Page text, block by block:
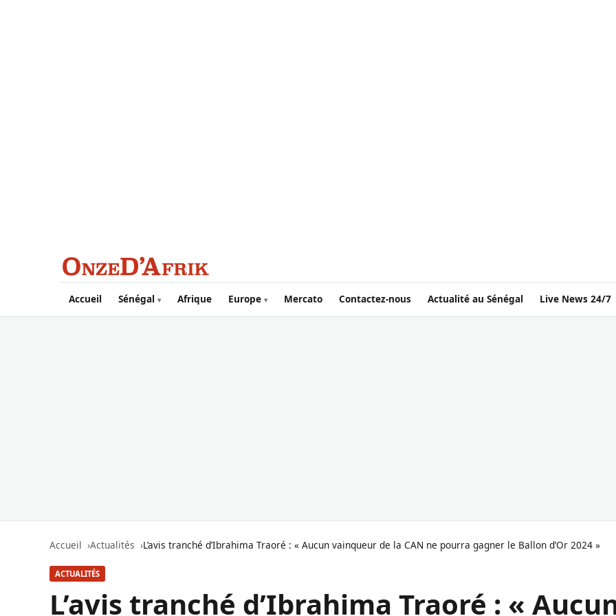
Aller au contenu principal
Accueil Sénégal Afrique Europe Mercato Contactez-nous Actualité au Sénégal Live News 24/7
Accueil Actualités L’avis tranché d’Ibrahima Traoré : « Aucun vainqueur de la CAN ne pourra gagner le Ballon d’Or 2024 »
ACTUALITÉS
L’avis tranché d’Ibrahima Traoré : «